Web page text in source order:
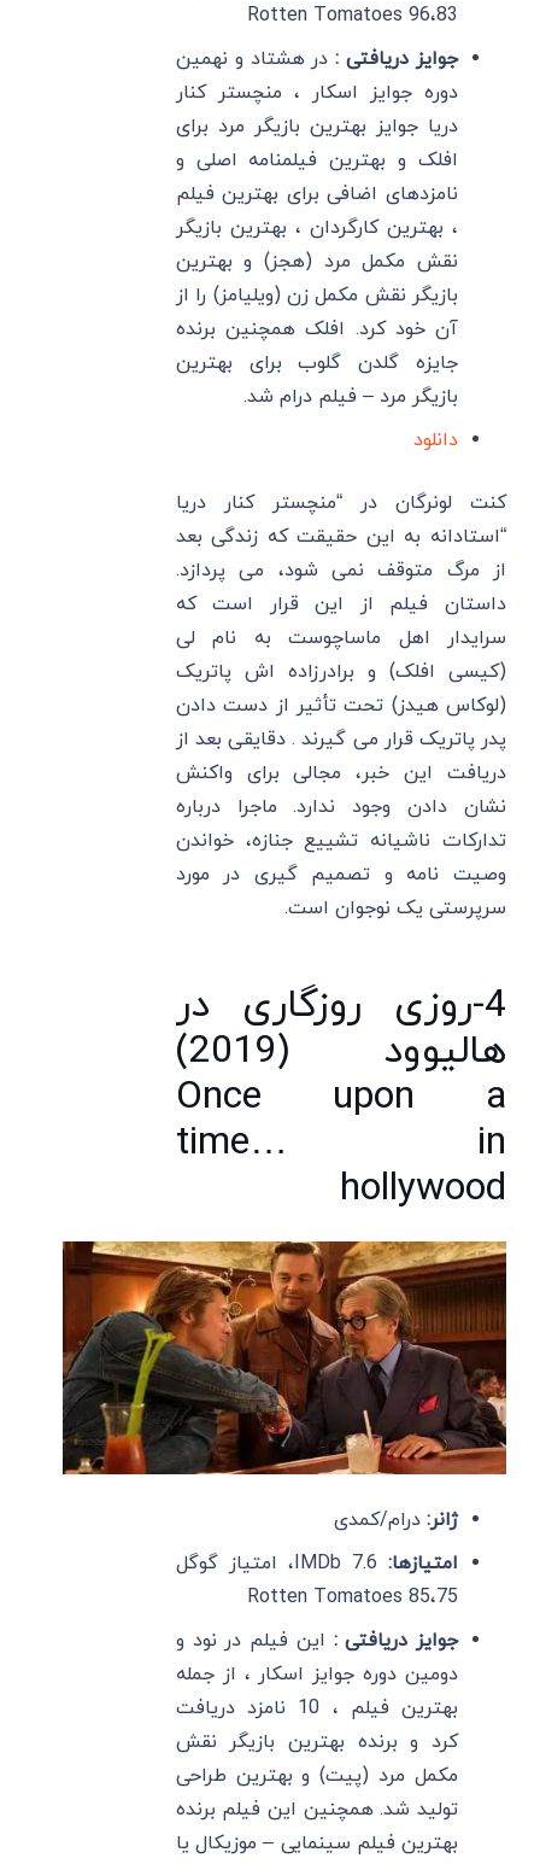
83،Rotten Tomatoes 96
جوایز دریافتی : در هشتاد و نهمین
دوره جوایز اسکار ، منچستر کنار
دریا جوایز بهترین بازیگر مرد برای
افلک و بهترین فیلمنامه اصلی و
نامزدهای اضافی برای بهترین فیلم
، بهترین کارگردان ، بهترین بازیگر
نقش مکمل مرد (هجز) و بهترین
بازیگر نقش مکمل زن (ویلیامز) را از
آن خود کرد. افلک همچنین برنده
جایزه گلدن گلوب برای بهترین
بازیگر مرد – فیلم درام شد.
دانلود
کنت لونرگان در “منچستر کنار دریا
“استادانه به این حقیقت که زندگی بعد
از مرگ متوقف نمی شود، می پردازد.
داستان فیلم از این قرار است که
سرایدار اهل ماساچوست به نام لی
(کیسی افلک) و برادرزاده اش پاتریک
(لوکاس هیدز) تحت تأثیر از دست دادن
پدر پاتریک قرار می گیرند . دقایقی بعد از
دریافت این خبر، مجالی برای واکنش
نشان دادن وجود ندارد. ماجرا درباره
تدارکات ناشیانه تشییع جنازه، خواندن
وصیت نامه و تصمیم گیری در مورد
سرپرستی یک نوجوان است.
4-روزی روزگاری در
هالیوود (2019)
Once upon a
time… in
hollywood
ژانر: درام/کمدی
امتیازها:
IMDb 7.6، امتیاز گوگل
75،Rotten Tomatoes 85
جوایز دریافتی : این فیلم در نود و
دومین دوره جوایز اسکار ، از جمله
بهترین فیلم ، 10 نامزد دریافت
کرد و برنده بهترین بازیگر نقش
مکمل مرد (پیت) و بهترین طراحی
تولید شد. همچنین این فیلم برنده
بهترین فیلم سینمایی – موزیکال یا